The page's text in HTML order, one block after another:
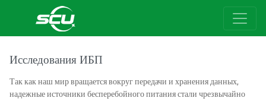
Исследования ИБП
Так как наш мир вращается вокруг передачи и хранения данных,
надежные источники бесперебойного питания стали чрезвычайно